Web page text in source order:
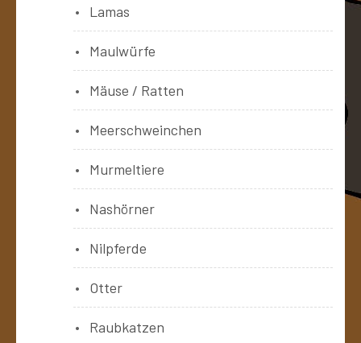
Lamas
Maulwürfe
Mäuse / Ratten
Meerschweinchen
Murmeltiere
Nashörner
Nilpferde
Otter
Raubkatzen